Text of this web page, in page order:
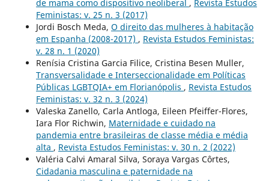
de mama como dispositivo neoliberal , Revista Estudos
Feministas: v. 25 n. 3 (2017)
Jordi Bosch Meda, O direito das mulheres à habitação
em Espanha (2008-2017) , Revista Estudos Feministas:
v. 28 n. 1 (2020)
Renísia Cristina Garcia Filice, Cristina Besen Muller,
Transversalidade e Interseccionalidade em Políticas
Públicas LGBTQIA+ em Florianópolis , Revista Estudos
Feministas: v. 32 n. 3 (2024)
Valeska Zanello, Carla Antloga, Eileen Pfeiffer-Flores,
Iara Flor Richwin, Maternidade e cuidado na
pandemia entre brasileiras de classe média e média
alta , Revista Estudos Feministas: v. 30 n. 2 (2022)
Valéria Calvi Amaral Silva, Soraya Vargas Côrtes,
Cidadania masculina e paternidade na